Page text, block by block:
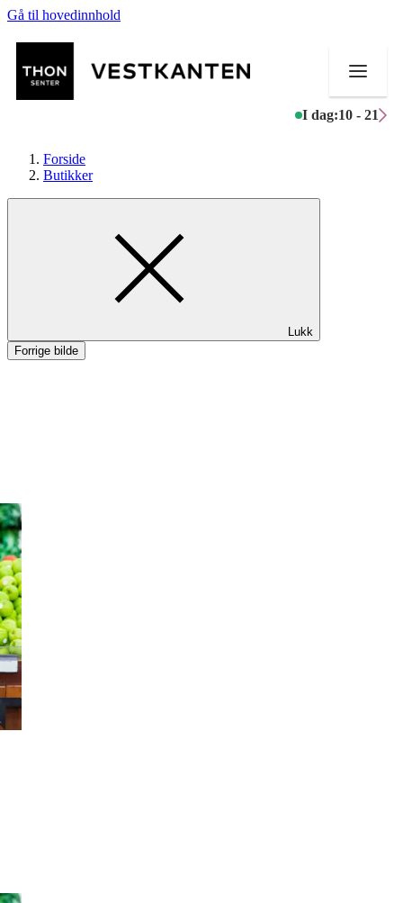
Gå til hovedinnhold
I dag:10 - 21
Mat og drikke
Aktiviteter
Forside
Butikker
Lukk
Forrige bilde